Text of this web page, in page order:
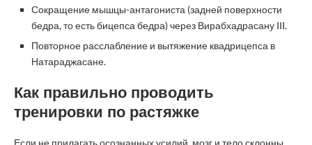
Сокращение мышцы-антагониста (задней поверхности
бедра, то есть бицепса бедра) через Вирабхадрасану III.
Повторное расслабление и вытяжение квадрицепса в
Натараджасане.
Как правильно проводить
тренировки по растяжке